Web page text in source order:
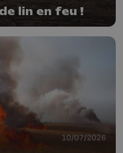
lin en feu !
10/07/2026